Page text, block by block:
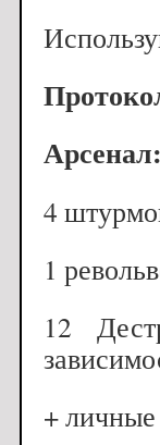
Арсенал:
4
1
12
+ личные